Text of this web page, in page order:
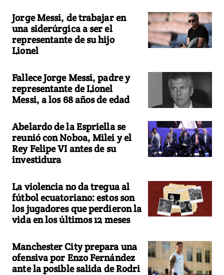
Jorge Messi, de trabajar en
una siderúrgica a ser el
representante de su hijo
Lionel
Fallece Jorge Messi, padre y
representante de Lionel
Messi, a los 68 años de edad
Abelardo de la Espriella se
reunió con Noboa, Milei y el
Rey Felipe VI antes de su
investidura
La violencia no da tregua al
fútbol ecuatoriano: estos son
los jugadores que perdieron la
vida en los últimos 12 meses
Manchester City prepara una
ofensiva por Enzo Fernández
ante la posible salida de Rodri